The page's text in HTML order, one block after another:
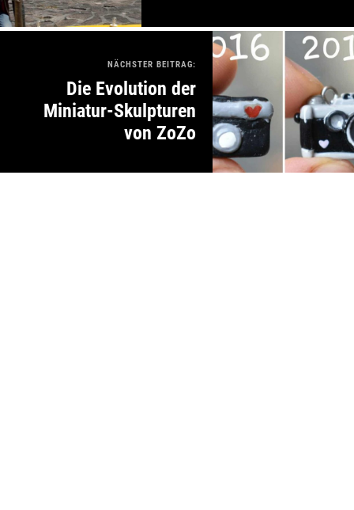
NÄCHSTER BEITRAG:
Die Evolution der
Miniatur-Skulpturen
von ZoZo